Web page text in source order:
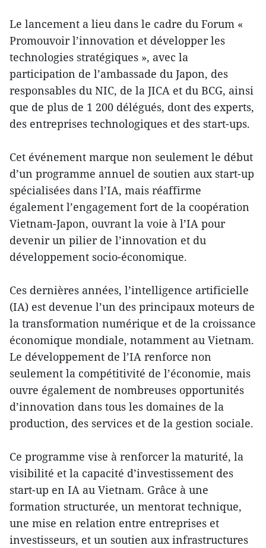
Le lancement a lieu dans le cadre du Forum «
Promouvoir l’innovation et développer les
technologies stratégiques », avec la
participation de l’ambassade du Japon, des
responsables du NIC, de la JICA et du BCG, ainsi
que de plus de 1 200 délégués, dont des experts,
des entreprises technologiques et des start-ups.
Cet événement marque non seulement le début
d’un programme annuel de soutien aux start-up
spécialisées dans l’IA, mais réaffirme
également l’engagement fort de la coopération
Vietnam-Japon, ouvrant la voie à l’IA pour
devenir un pilier de l’innovation et du
développement socio-économique.
Ces dernières années, l’intelligence artificielle
(IA) est devenue l’un des principaux moteurs de
la transformation numérique et de la croissance
économique mondiale, notamment au Vietnam.
Le développement de l’IA renforce non
seulement la compétitivité de l’économie, mais
ouvre également de nombreuses opportunités
d’innovation dans tous les domaines de la
production, des services et de la gestion sociale.
Ce programme vise à renforcer la maturité, la
visibilité et la capacité d’investissement des
start-up en IA au Vietnam. Grâce à une
formation structurée, un mentorat technique,
une mise en relation entre entreprises et
investisseurs, et un soutien aux infrastructures